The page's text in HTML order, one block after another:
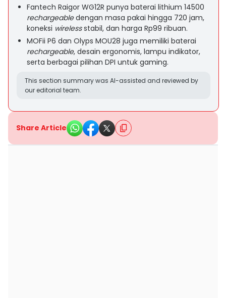
Fantech Raigor WG12R punya baterai lithium 14500
rechargeabledengan masa pakai hingga 720 jam,
koneksi wirelessstabil, dan harga Rp99 ribuan.
MOFii P6 dan Olyps MOU28 juga memiliki baterai
rechargeable, desain ergonomis, lampu indikator,
serta berbagai pilihan DPI untuk gaming.
This section summary was AI-assisted and reviewed by
our editorial team.
Share Article